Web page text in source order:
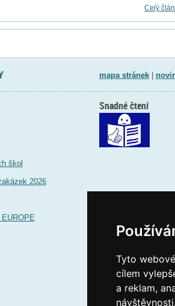
Tyto
cílem
a reklam,
návštěvnosti.
Celý
mapa stránek|
škol
2026
Snadné čtení